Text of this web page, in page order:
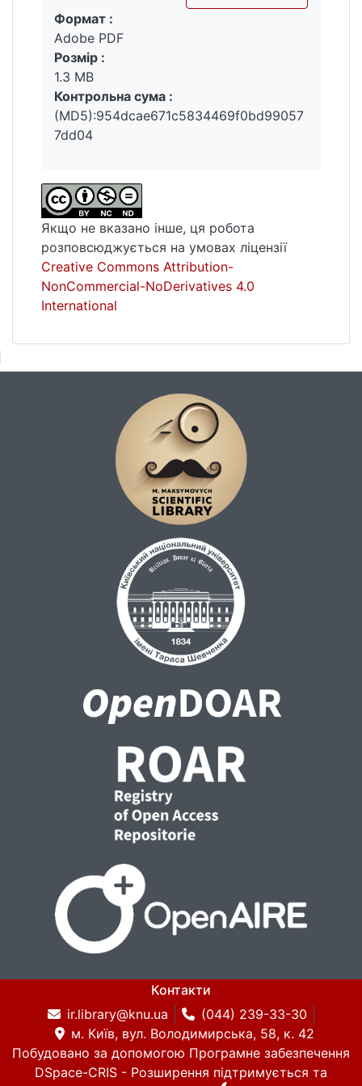
принципово новий спосіб пояснення
процесу входження тетраедрів РО4 в
октаедричну решітку оксиду. Досліджені
електрофізичні властивості синтезованих
сполук. На основі отриманих результатів
проведено кореляційний аналіз між їх
будовою та властивостями.
кристалізація, вольфрамові бронзи,
складні фосфати, РСА, йонний обмін, ГДГ,
ширина забороненої зони, імпедансна
спектроскопія.
Вантажиться...
Формат :
Adobe PDF
Розмір :
1.3 MB
Контрольна сума :
(MD5):954dcae671c5834469f0bd99057
7dd04
Якщо не вказано інше, ця робота
розповсюджується на умовах ліцензії
Creative Commons Attribution-
NonCommercial-NoDerivatives 4.0
International
Контакти
ir.library@knu.ua
(044) 239-33-30
м. Київ, вул. Володимирська, 58, к. 42
Побудовано за допомогою Програмне забезпечення
DSpace-CRIS - Розширення підтримується та